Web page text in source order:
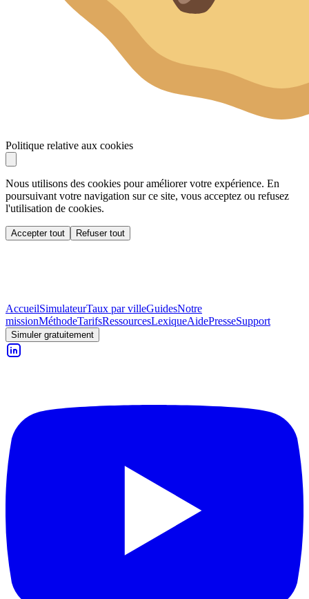
Politique relative aux cookies
Nous utilisons des cookies pour améliorer votre expérience. En
poursuivant votre navigation sur ce site, vous acceptez ou refusez
l'utilisation de cookies.
Accepter tout Refuser tout
AccueilSimulateurTaux par villeGuidesNotre
missionMéthodeTarifsRessourcesLexiqueAidePresseSupport
Simuler gratuitement